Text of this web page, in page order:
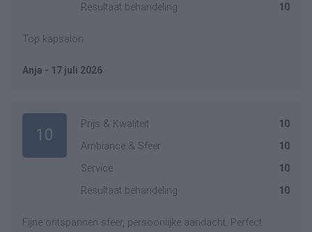
Resultaat behandeling
10
Top kapsalon
Anja - 17 juli 2026
10
Prijs & Kwaliteit
10
Ambiance & Sfeer
10
Service
10
Resultaat behandeling
10
Fijne ontspannen sfeer, persoonlijke aandacht. Perfect